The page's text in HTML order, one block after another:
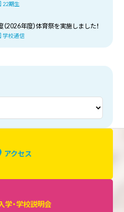
22期生
2026年度）体育祭を実施しました！
学校通信
アクセス
学・学校説明会